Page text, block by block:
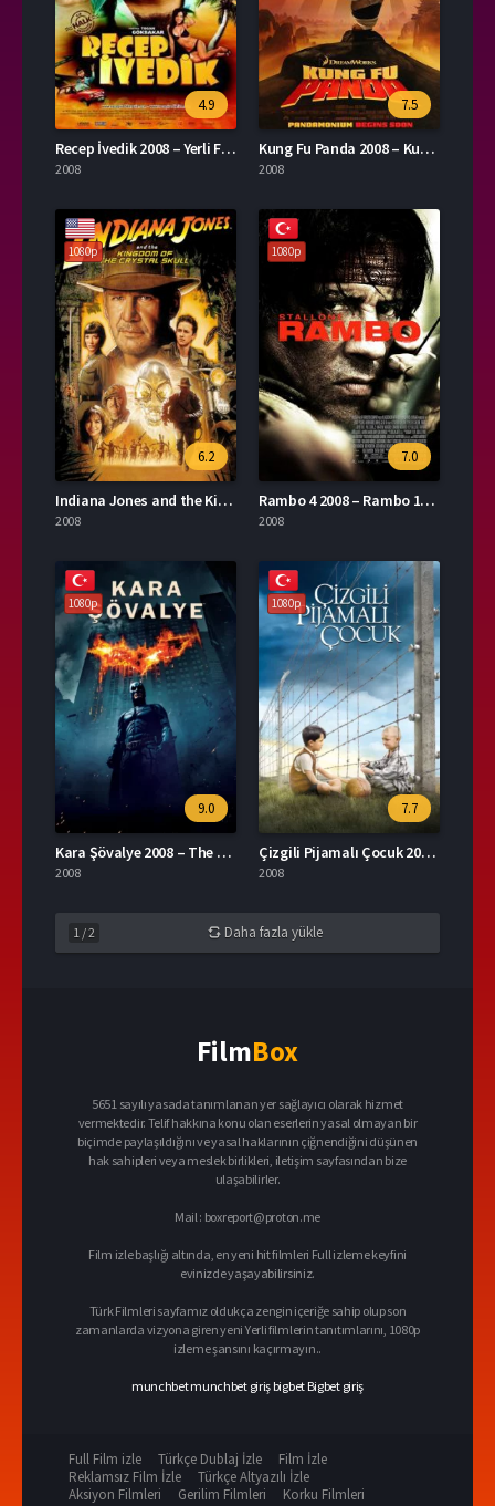
4.9
Recep İvedik 2008 – Yerli Film 1080p Turkce Dublaj izle
2008
7.5
Kung Fu Panda 2008 – Kung Fu Panda 1080p Turkce Dublaj izle
2008
1080p
6.2
Indiana Jones and the Kingdom of the Crystal Skull 2008 – Indiana Jones: Kristal Kafatası Krallığı 1080p Turkce Altyazi izle
2008
1080p
7.0
Rambo 4 2008 – Rambo 1080p Turkce Dublaj izle
2008
1080p
9.0
Kara Şövalye 2008 – The Dark Knight 1080p Turkce Dublaj izle
2008
1080p
7.7
Çizgili Pijamalı Çocuk 2008 – The Boy in the Striped Pyjamas 1080p Turkce Dublaj izle
2008
1 /2 Daha fazla yükle
FilmBox
5651 sayılı yasada tanımlanan yer sağlayıcı olarak hizmet
vermektedir. Telif hakkına konu olan eserlerin yasal olmayan bir
biçimde paylaşıldığını ve yasal haklarının çiğnendiğini düşünen
hak sahipleri veya meslek birlikleri, iletişim sayfasından bize
ulaşabilirler.
Mail : boxreport@proton.me
Film izle başlığı altında, en yeni hit filmleri Full izleme keyfini
evinizde yaşayabilirsiniz.
Türk Filmleri sayfamız oldukça zengin içeriğe sahip olup son
zamanlarda vizyona giren yeni Yerli filmlerin tanıtımlarını, 1080p
izleme şansını kaçırmayın..
munchbetmunchbet giriş bigbet Bigbet giriş
Full Film izle Türkçe Dublaj İzle
Film İzle
Reklamsız Film İzle
Türkçe Altyazılı İzle
Aksiyon Filmleri
Gerilim Filmleri
Korku Filmleri